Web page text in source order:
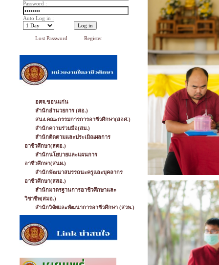
Password :
Auto Log in :
Lost Password Register
อศจ.ขอนแก่น
สำนักอำนวยการ (สอ.)
สนง.คณะกรรมการการอาชีวศึกษา(สอศ.)
สำนักความร่วมมือ(สม.)
สำนักติดตามและประเมิณผลการ
อาชีวศึกษา(สตอ.)
สำนักนโยบายและแผนการ
อาชีวศึกษา(สนผ.)
สำนักพัฒนาสมรรถนะครูและบุคลากร
อาชีวศึกษา(สสอ.)
สำนักมาตรฐานการอาชีวศึกษาและ
วิชาชีพ(สมอ.)
สำนักวิจัยและพัฒนาการอาชีวศึกษา (สวพ.)